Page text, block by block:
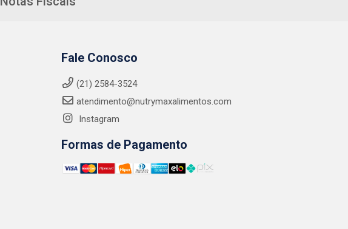
Fale Conosco
(21) 2584-3524
atendimento@nutrymaxalimentos.com
Instagram
Formas de Pagamento